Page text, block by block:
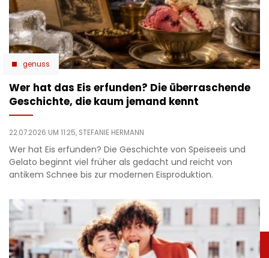
genuss
Wer hat das Eis erfunden? Die überraschende
Geschichte, die kaum jemand kennt
22.07.2026 UM 11:25, STEFANIE HERMANN
Wer hat Eis erfunden? Die Geschichte von Speiseeis und
Gelato beginnt viel früher als gedacht und reicht von
antikem Schnee bis zur modernen Eisproduktion.